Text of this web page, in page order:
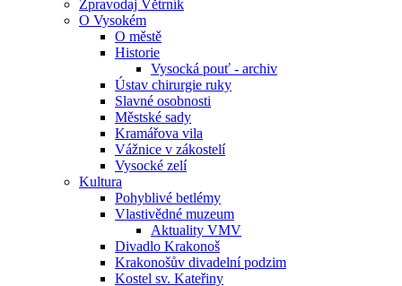
Zpravodaj Větrník
O Vysokém
O městě
Historie
Vysocká pouť - archiv
Ústav chirurgie ruky
Slavné osobnosti
Městské sady
Kramářova vila
Vážnice v zákostelí
Vysocké zelí
Kultura
Pohyblivé betlémy
Vlastivědné muzeum
Aktuality VMV
Divadlo Krakonoš
Krakonošův divadelní podzim
Kostel sv. Kateřiny